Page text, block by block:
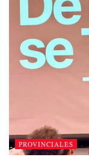
PROVINCIALES